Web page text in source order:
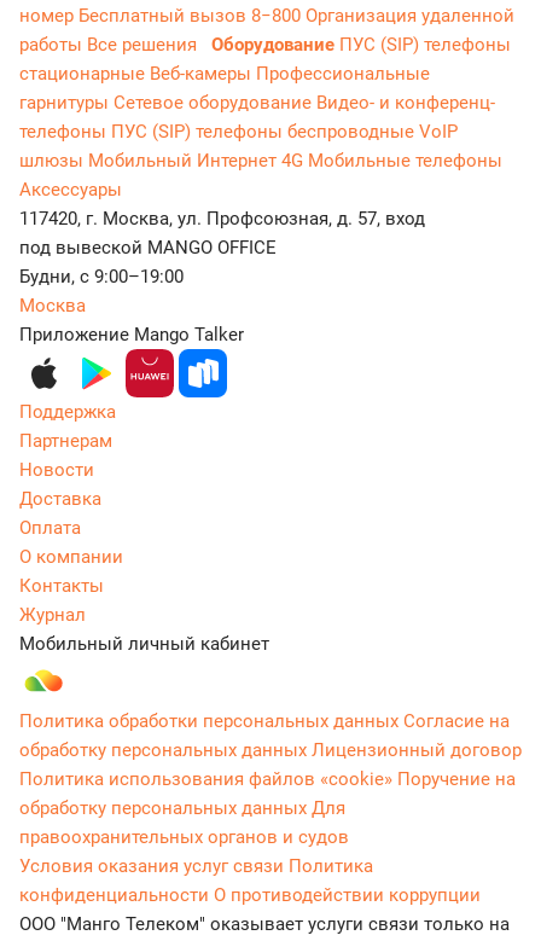
номер Бесплатный вызов 8−800 Организация удаленной
работы Все решения Оборудование ПУС (SIP) телефоны
стационарные Веб-камеры Профессиональные
гарнитуры Сетевое оборудование Видео- и конференц-
телефоны ПУС (SIP) телефоны беспроводные VoIP
шлюзы Мобильный Интернет 4G Мобильные телефоны
Аксессуары
117420, г. Москва, ул. Профсоюзная, д. 57, вход
под вывеской MANGO OFFICE
Будни, с 9:00–19:00
Москва
Приложение Mango Talker
Поддержка
Партнерам
Новости
Доставка
Оплата
О компании
Контакты
Журнал
Мобильный личный кабинет
Политика обработки персональных данных Согласие на
обработку персональных данных Лицензионный договор
Политика использования файлов «cookie» Поручение на
обработку персональных данных Для
правоохранительных органов и судов
Условия оказания услуг связи Политика
конфиденциальности О противодействии коррупции
ООО "Манго Телеком" оказывает услуги связи только на